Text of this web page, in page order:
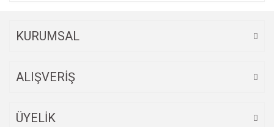
KURUMSAL
ALIŞVERİŞ
ÜYELİK